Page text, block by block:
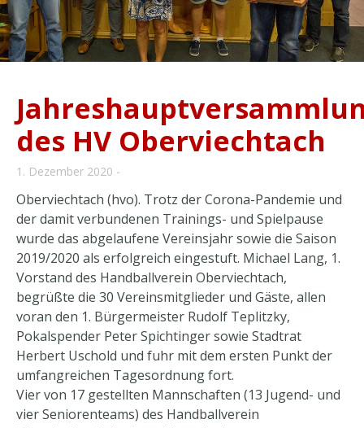
des HV Oberviechtach
1. Dezember 2020
Oberviechtach (hvo). Trotz der Corona-Pandemie und
der damit verbundenen Trainings- und Spielpause
wurde das abgelaufene Vereinsjahr sowie die Saison
2019/2020 als erfolgreich eingestuft. Michael Lang, 1.
Vorstand des Handballverein Oberviechtach,
begrüßte die 30 Vereinsmitglieder und Gäste, allen
voran den 1. Bürgermeister Rudolf Teplitzky,
Pokalspender Peter Spichtinger sowie Stadtrat
Herbert Uschold und fuhr mit dem ersten Punkt der
umfangreichen Tagesordnung fort.
Vier von 17 gestellten Mannschaften (13 Jugend- und
vier Seniorenteams) des Handballverein